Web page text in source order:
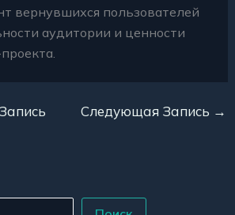
вернувшихся пользователей
аудитории и ценности
Следующая Запись →